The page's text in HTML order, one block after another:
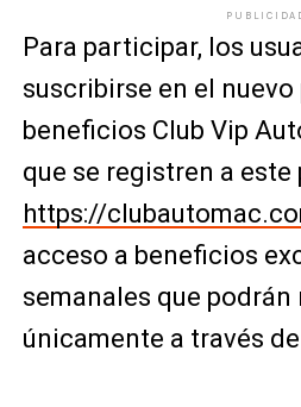
Para participar, los
suscribirse en el
beneficios Club Vip
que se registren a este
https://
acceso a beneficios
semanales que
únicamente a través